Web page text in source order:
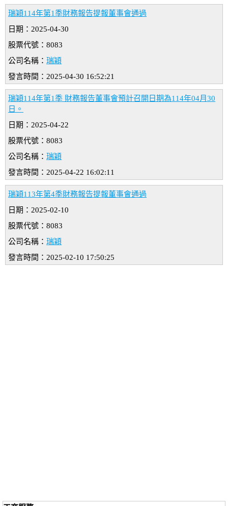
瑞穎114年第1季財務報告提報董事會通過
日期：2025-04-30
股票代號：8083
公司名稱： 瑞穎
發言時間：2025-04-30 16:52:21
瑞穎114年第1季 財務報告董事會預計召開日期為114年04月30
日。
日期：2025-04-22
股票代號：8083
公司名稱： 瑞穎
發言時間：2025-04-22 16:02:11
瑞穎113年第4季財務報告提報董事會通過
日期：2025-02-10
股票代號：8083
公司名稱： 瑞穎
發言時間：2025-02-10 17:50:25